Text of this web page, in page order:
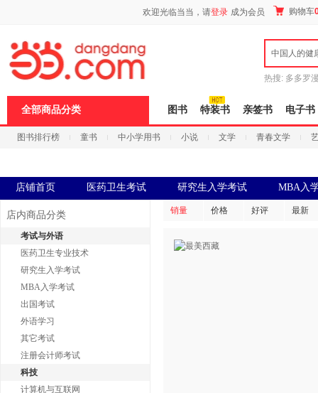
欢迎光临当当，请登录 成为会员 购物车
中国人的健
热搜: 多多罗
全部商品分类 图书 特装书 亲签书 电子书
图书排行榜 童书 中小学用书 小说 文学 青春文学
店铺首页 医药卫生考试 研究生入学考试 MBA入
店内商品分类
考试与外语
医药卫生专业技术
研究生入学考试
MBA入学考试
出国考试
外语学习
其它考试
注册会计师考试
科技
计算机与互联网
销量 价格 好评 最新
页
浪
键
打